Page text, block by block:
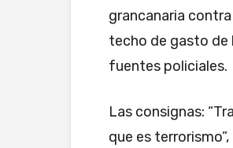
grancanaria
techo de gasto de
fuentes policiales.
Las consignas:
que es